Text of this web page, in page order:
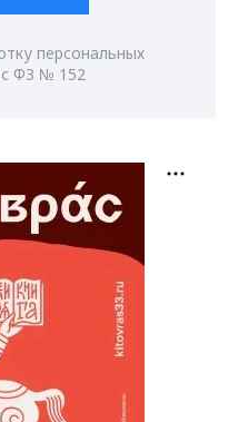
персональных
с ФЗ № 152